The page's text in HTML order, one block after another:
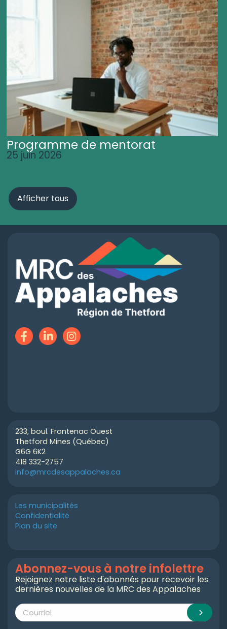
Programme de mentorat
25 juin 2026
Afficher tous
233, boul. Frontenac Ouest
Thetford Mines (Québec)
G6G 6K2
418 332-2757
info@mrcdesappalaches.ca
Les municipalités
Confidentialité
Plan du site
Abonnez-vous à notre infolettre
Rejoignez notre liste d'abonnés pour recevoir les
dernières nouvelles de la MRC des Appalaches